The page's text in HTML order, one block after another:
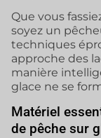
Que vous
soyez un
techniques
approche des
manière
glace ne se
Matériel
de pêche sur